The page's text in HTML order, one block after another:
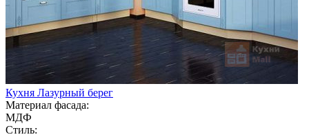
Кухня Лазурный берег
Материал фасада:
МДФ
Стиль: